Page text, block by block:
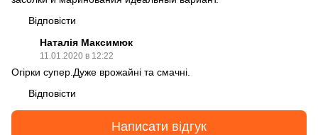
Відповісти
Наталія Максимюк
11.01.2020 в 12:22
Огірки супер.Дуже врожайні та смачні.
Відповісти
Написати відгук